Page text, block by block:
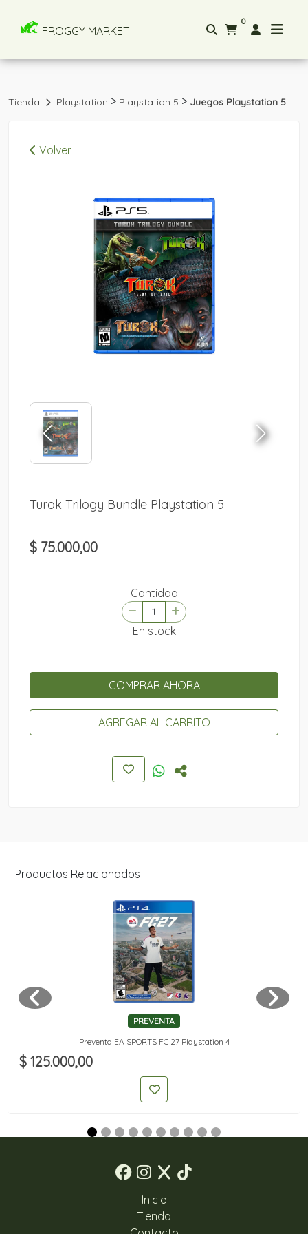
FROGGY MARKET
0
Tienda Playstation > Playstation 5 > Juegos Playstation 5
Volver
Turok Trilogy Bundle Playstation 5
$ 75.000,00
Cantidad
En stock
COMPRAR AHORA
AGREGAR AL CARRITO
Productos Relacionados
PREVENTA
Preventa EA SPORTS FC 27 Playstation 4
$ 125.000,00
Inicio
Tienda